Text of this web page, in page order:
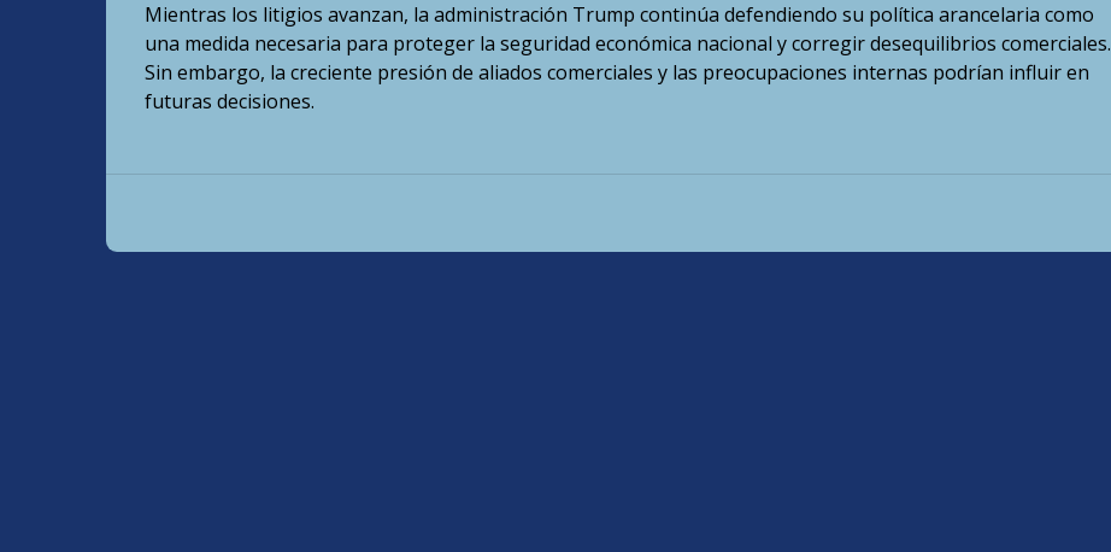
Mientras los litigios avanzan, la administración Trump continúa defendiendo su política arancelaria como
una medida necesaria para proteger la seguridad económica nacional y corregir desequilibrios comerciales.
Sin embargo, la creciente presión de aliados comerciales y las preocupaciones internas podrían influir en
futuras decisiones.